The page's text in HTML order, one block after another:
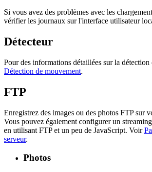
Si vous avez des problèmes avec les
vérifier les journaux sur l'interface utilisateur
Détecteur
Pour des informations détaillées sur la détection
Détection de mouvement.
FTP
Enregistrez des images ou des photos FTP sur
Vous pouvez également configurer un
en utilisant FTP et un peu de JavaScript. Voir
serveur.
Photos